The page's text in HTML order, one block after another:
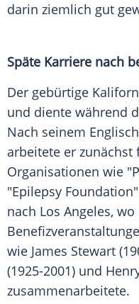
darin ziemlich gut
Späte Karriere nach
Der gebürtige
und diente während
Nach seinem
arbeitete er
Organisationen wie
"Epilepsy
nach Los Angeles,
wie James Stewart
(1925-2001) und
zusammenarbeitete.